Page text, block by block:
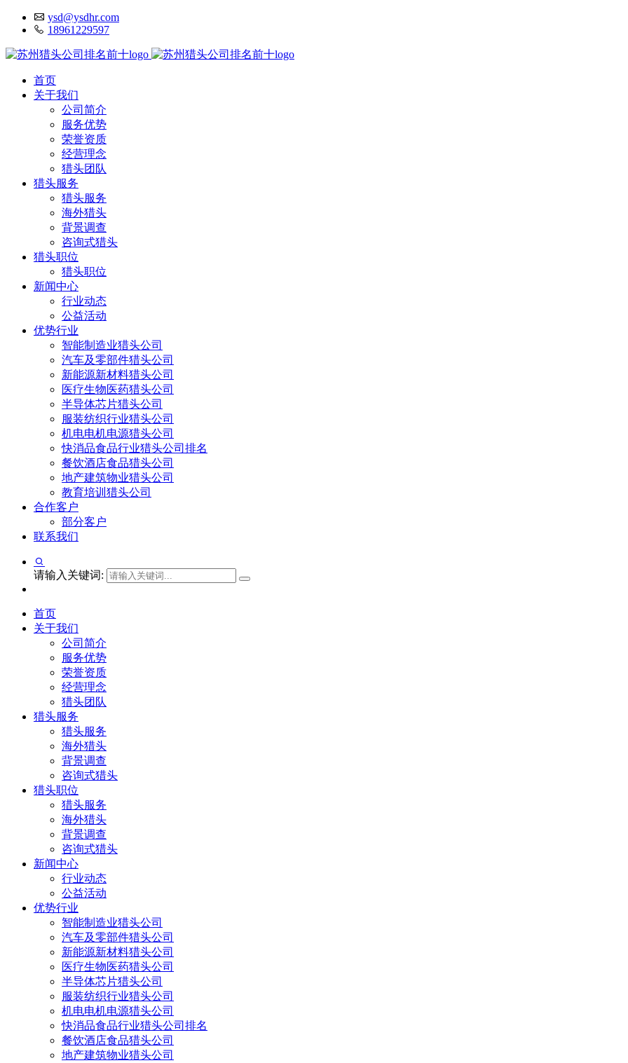
ysd@ysdhr.com
18961229597
首页
关于我们
公司简介
服务优势
荣誉资质
经营理念
猎头团队
猎头服务
猎头服务
海外猎头
背景调查
咨询式猎头
猎头职位
猎头职位
新闻中心
行业动态
公益活动
优势行业
智能制造业猎头公司
汽车及零部件猎头公司
新能源新材料猎头公司
医疗生物医药猎头公司
半导体芯片猎头公司
服装纺织行业猎头公司
机电电机电源猎头公司
快消品食品行业猎头公司排名
餐饮酒店食品猎头公司
地产建筑物业猎头公司
教育培训猎头公司
合作客户
部分客户
联系我们
请输入关键词:
首页
关于我们
公司简介
服务优势
荣誉资质
经营理念
猎头团队
猎头服务
猎头服务
海外猎头
背景调查
咨询式猎头
猎头职位
猎头服务
海外猎头
背景调查
咨询式猎头
新闻中心
行业动态
公益活动
优势行业
智能制造业猎头公司
汽车及零部件猎头公司
新能源新材料猎头公司
医疗生物医药猎头公司
半导体芯片猎头公司
服装纺织行业猎头公司
机电电机电源猎头公司
快消品食品行业猎头公司排名
餐饮酒店食品猎头公司
地产建筑物业猎头公司